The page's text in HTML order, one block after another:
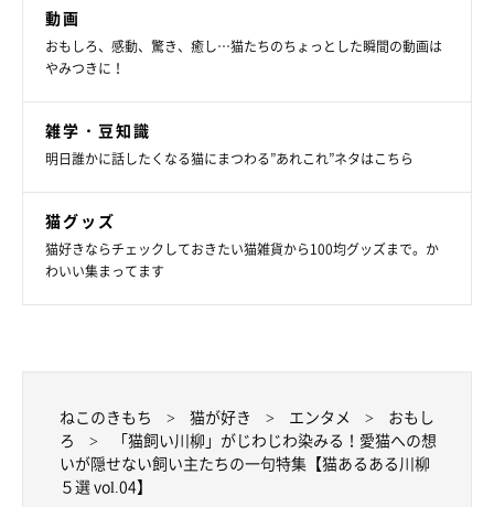
ねこのきもちWEB MAGAZINE
か、かわいい～♡ 安心して眠る姿に、思わず笑みがこぼれてし
まいました！
本当に不思議なことですが、あり得るんですよね…
どんな姿でさえも愛おしいのは、唯一無二の愛猫ならではです
動画
おもしろ、感動、驚き、癒し…猫たちのちょっとした瞬間の動画は
やみつきに！
雑学・豆知識
明日誰かに話したくなる猫にまつわる”あれこれ”ネタはこちら
猫グッズ
猫好きならチェックしておきたい猫雑貨から100均グッズまで。か
わいい集まってます
ねこのきもち 猫が好き エンタメ
おもし
ろ
「猫飼い川柳」がじわじわ染みる！愛猫への想
いが隠せない飼い主たちの一句特集【猫あるある川柳
５選 vol.04】